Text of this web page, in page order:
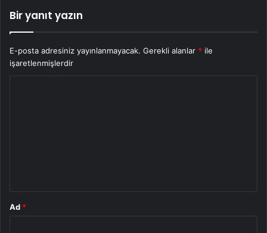
Bir yanıt yazın
E-posta adresiniz yayınlanmayacak. Gerekli alanlar * ile
işaretlenmişlerdir
Ad *